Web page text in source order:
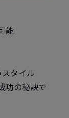
能
タイル
功の秘訣で